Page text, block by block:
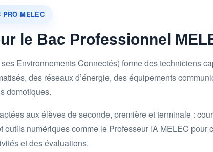
PRO MELEC
le Bac Professionnel
Environnements Connectés) forme des techniciens
des réseaux d’énergie, des équipements
domotiques.
aux élèves de seconde, première et terminale :
numériques comme le Professeur IA MELEC pour
et des évaluations.